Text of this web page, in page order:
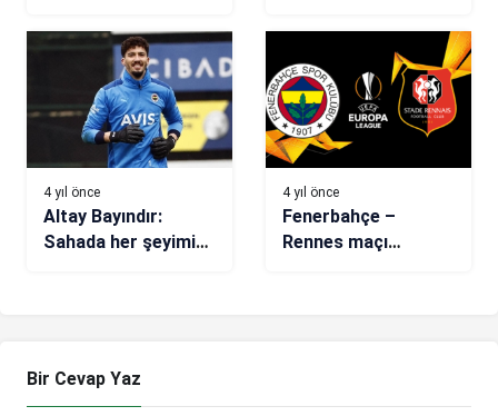
4 yıl önce
Altay Bayındır:
Sahada her şeyimizi
4 yıl önce
Fenerbahçe –
Rennes maçı
Bir Cevap Yaz